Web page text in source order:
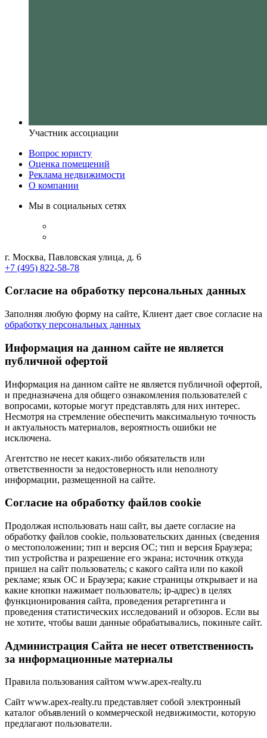
Участник ассоциации
Вопрос юристу
Оценка помещений
Реклама недвижимости
О компании
Мы в социальных сетях
г. Москва, Павловская улица, д. 6
+7 (495) 822-58-78
Согласие на обработку персональных данных
Заполняя любую форму на сайте, Клиент дает свое согласие на
обработку персональных данных
Информация на данном сайте не является
публичной офертой
Информация на данном сайте не является публичной офертой,
и предназначена для общего ознакомления пользователей с
вопросами, которые могут представлять для них интерес.
Несмотря на стремление обеспечить максимальную точность
и актуальность материалов, вероятность ошибки не
исключена.
Агентство не несет каких-либо обязательств или
ответственности за недостоверность или неполноту
информации, размещенной на сайте.
Cогласие на обработку файлов cookie
Продолжая использовать наш сайт, вы даете согласие на
обработку файлов cookie, пользовательских данных (сведения
о местоположении; тип и версия ОС; тип и версия Браузера;
тип устройства и разрешение его экрана; источник откуда
пришел на сайт пользователь; с какого сайта или по какой
рекламе; язык ОС и Браузера; какие страницы открывает и на
какие кнопки нажимает пользователь; ip-адрес) в целях
функционирования сайта, проведения ретаргетинга и
проведения статистических исследований и обзоров. Если вы
не хотите, чтобы ваши данные обрабатывались, покиньте сайт.
Администрация Сайта не несет ответственность
за информационные материалы
Правила пользования сайтом www.apex-realty.ru
Сайт www.apex-realty.ru представляет собой электронный
каталог объявлений о коммерческой недвижимости, которую
предлагают пользователи.